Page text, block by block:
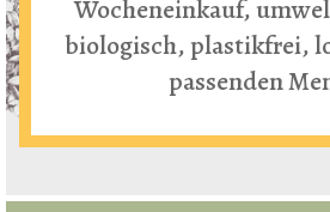
Wocheneinkauf,
biologisch, plastikfrei,
passenden